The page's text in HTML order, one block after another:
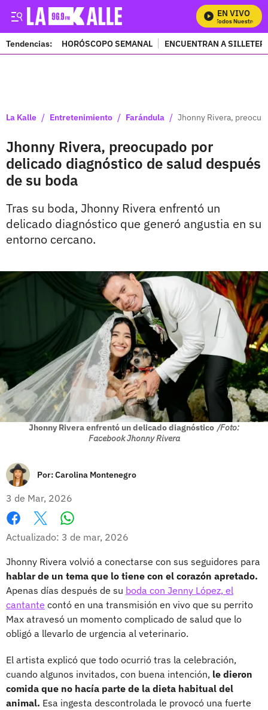
EN VIVO
Mira Todos Nuestros
Tendencias: HORÓSCOPO SEMANAL ENCUENTRAN A
La Kalle / Entretenimiento / Farándula / Jhonny Rivera,
Jhonny Rivera, preocupado por
delicado diagnóstico de salud después
de su boda
Tras su boda, Jhonny Rivera enfrentó un
delicado diagnóstico que generó angustia en su
entorno cercano.
Jhonny Rivera enfrentó un delicado diagnóstico /Foto:
Facebook Jhonny Rivera
Por:Carolina Montenegro
3 de Mar, 2026
Facebook
X
Actualizado: 3 de mar, 2026
Jhonny Rivera volvió a conectarse con sus seguidores para
hablar de un tema que lo tiene con el corazón apretado.
Apenas días después de su boda con Jenny López, el
cantante contó en una transmisión en vivo que su perrito
Max atravesó un momento complicado de salud que lo
obligó a llevarlo de urgencia al veterinario.
El artista explicó que todo ocurrió tras la celebración,
cuando algunos invitados, con buena intención, le dieron
comida que no hacía parte de la dieta habitual del
animal. Esa ingesta descontrolada le provocó una fuerte